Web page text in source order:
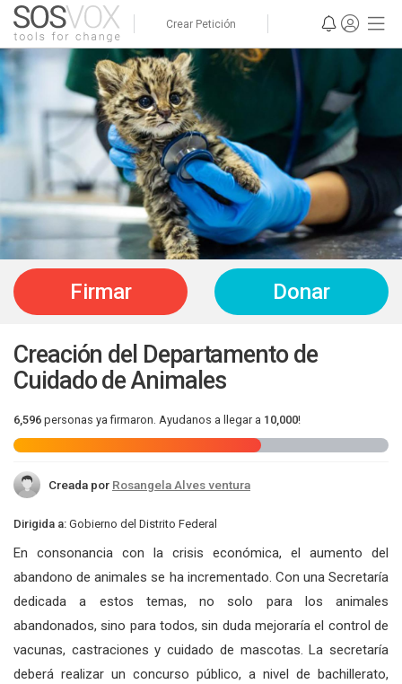
Crear Petición
Firmar Donar
Creación del Departamento de
Cuidado de Animales
6,596 personas ya firmaron. Ayudanos a llegar a 10,000!
Creada por Rosangela Alves ventura
Dirigida a: Gobierno del Distrito Federal
En consonancia con la crisis económica, el aumento del
abandono de animales se ha incrementado. Con una Secretaría
dedicada a estos temas, no solo para los animales
abandonados, sino para todos, sin duda mejoraría el control de
vacunas, castraciones y cuidado de mascotas. La secretaría
deberá realizar un concurso público, a nivel de bachillerato,